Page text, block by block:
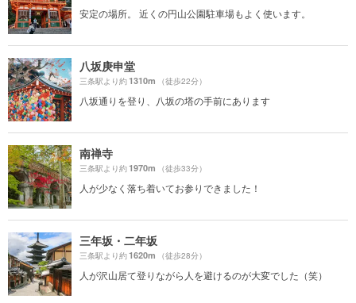
安定の場所。 近くの円山公園駐車場もよく使います。
八坂庚申堂
三条駅より約1310m （徒歩22分）
八坂通りを登り、八坂の塔の手前にあります
南禅寺
三条駅より約1970m （徒歩33分）
人が少なく落ち着いてお参りできました！
三年坂・二年坂
三条駅より約1620m （徒歩28分）
人が沢山居て登りながら人を避けるのが大変でした（笑）